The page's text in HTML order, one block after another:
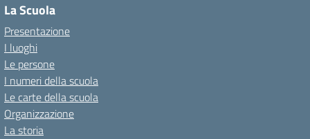
La Scuola
Presentazione
I luoghi
Le persone
I numeri della scuola
Le carte della scuola
Organizzazione
La storia